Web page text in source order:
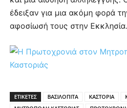
έδειξαν για μια ακόμη φορά
αφοσίωσή τους στην Εκκλησία.
ΕΤΙΚΕΤΕΣ ΒΑΣΙΛΟΠΙΤΑ ΚΑΣΤΟΡΙΑ